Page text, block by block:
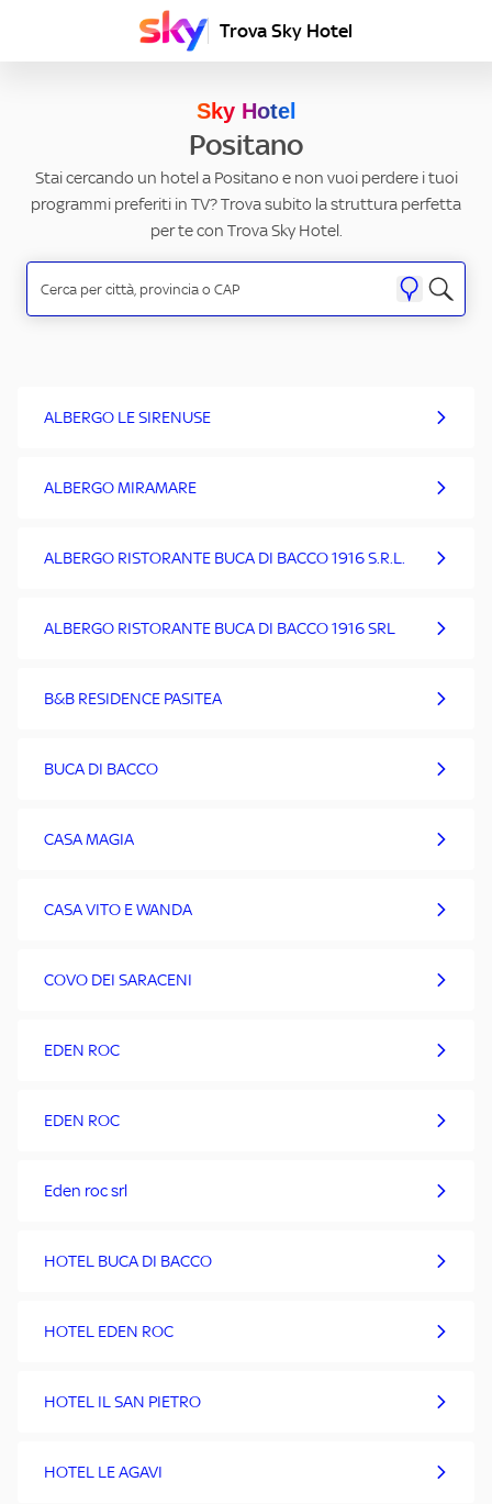
Trova Sky Hotel
Sky Hotel
Positano
Stai cercando un hotel a Positano e non vuoi perdere i tuoi
programmi preferiti in TV? Trova subito la struttura perfetta
per te con Trova Sky Hotel.
ALBERGO LE SIRENUSE
ALBERGO MIRAMARE
ALBERGO RISTORANTE BUCA DI BACCO 1916 S.R.L.
ALBERGO RISTORANTE BUCA DI BACCO 1916 SRL
B&B RESIDENCE PASITEA
BUCA DI BACCO
CASA MAGIA
CASA VITO E WANDA
COVO DEI SARACENI
EDEN ROC
EDEN ROC
Eden roc srl
HOTEL BUCA DI BACCO
HOTEL EDEN ROC
HOTEL IL SAN PIETRO
HOTEL LE AGAVI